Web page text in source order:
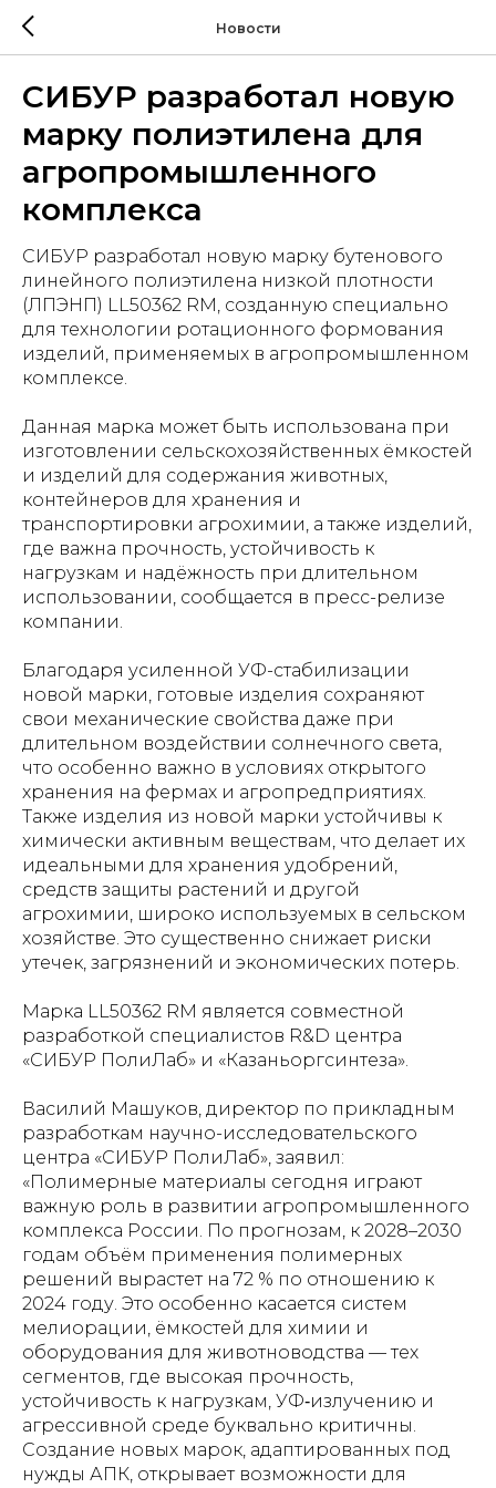
Новости
СИБУР разработал новую
марку полиэтилена для
агропромышленного
комплекса
СИБУР разработал новую марку бутенового
линейного полиэтилена низкой плотности
(ЛПЭНП) LL50362 RM, созданную специально
для технологии ротационного формования
изделий, применяемых в агропромышленном
комплексе.
Данная марка может быть использована при
изготовлении сельскохозяйственных ёмкостей
и изделий для содержания животных,
контейнеров для хранения и
транспортировки агрохимии, а также изделий,
где важна прочность, устойчивость к
нагрузкам и надёжность при длительном
использовании, сообщается в пресс-релизе
компании.
Благодаря усиленной УФ-стабилизации
новой марки, готовые изделия сохраняют
свои механические свойства даже при
длительном воздействии солнечного света,
что особенно важно в условиях открытого
хранения на фермах и агропредприятиях.
Также изделия из новой марки устойчивы к
химически активным веществам, что делает их
идеальными для хранения удобрений,
средств защиты растений и другой
агрохимии, широко используемых в сельском
хозяйстве. Это существенно снижает риски
утечек, загрязнений и экономических потерь.
Марка LL50362 RM является совместной
разработкой специалистов R&D центра
«СИБУР ПолиЛаб» и «Казаньоргсинтеза».
Василий Машуков, директор по прикладным
разработкам научно-исследовательского
центра «СИБУР ПолиЛаб», заявил:
«Полимерные материалы сегодня играют
важную роль в развитии агропромышленного
комплекса России. По прогнозам, к 2028–2030
годам объём применения полимерных
решений вырастет на 72 % по отношению к
2024 году. Это особенно касается систем
мелиорации, ёмкостей для химии и
оборудования для животноводства — тех
сегментов, где высокая прочность,
устойчивость к нагрузкам, УФ‑излучению и
агрессивной среде буквально критичны.
Создание новых марок, адаптированных под
нужды АПК, открывает возможности для